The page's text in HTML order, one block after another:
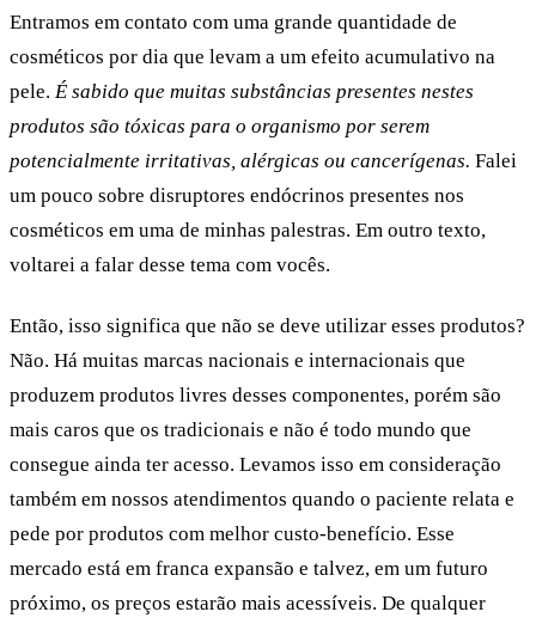
Entramos em contato com uma grande quantidade de
cosméticos por dia que levam a um efeito acumulativo na
pele. É sabido que muitas substâncias presentes nestes
produtos são tóxicas para o organismo por serem
potencialmente irritativas, alérgicas ou cancerígenas. Falei
um pouco sobre disruptores endócrinos presentes nos
cosméticos em uma de minhas palestras. Em outro texto,
voltarei a falar desse tema com vocês.
Então, isso significa que não se deve utilizar esses produtos?
Não. Há muitas marcas nacionais e internacionais que
produzem produtos livres desses componentes, porém são
mais caros que os tradicionais e não é todo mundo que
consegue ainda ter acesso. Levamos isso em consideração
também em nossos atendimentos quando o paciente relata e
pede por produtos com melhor custo-benefício. Esse
mercado está em franca expansão e talvez, em um futuro
próximo, os preços estarão mais acessíveis. De qualquer